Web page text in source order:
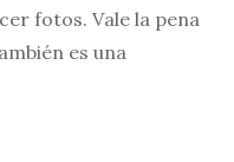
fotos. Vale la pena
es una